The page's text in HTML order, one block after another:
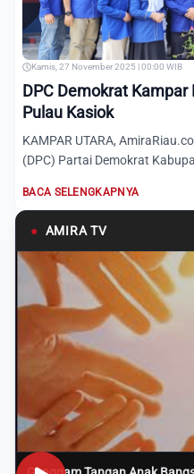
Kamis, 27 November 2025 | 00:00 WIB
DPC Demokrat Kampar
Pulau Kasiok
KAMPAR UTARA,
(DPC) Partai Demokrat
BACA SELENGKAPNYA
● AMIRA TV